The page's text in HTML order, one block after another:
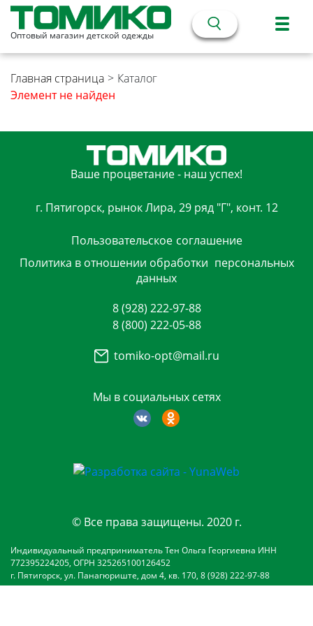
Оптовый магазин детской одежды
Главная страница > Каталог
Элемент не найден
Ваше процветание - наш успех!
г. Пятигорск, рынок Лира, 29 ряд "Г", конт. 12
Пользовательское соглашение
Политика в отношении обработки персональных
данных
Мы в социальных сетях
8 (928) 222-97-88
8 (800) 222-05-88
tomiko-opt@mail.ru
© Все права защищены. 2020 г.
Индивидуальный предприниматель Тен Ольга Георгиевна ИНН
772395224205, ОГРН 325265100126452
г. Пятигорск, ул. Панагюриште, дом 4, кв. 170, 8 (928) 222-97-88